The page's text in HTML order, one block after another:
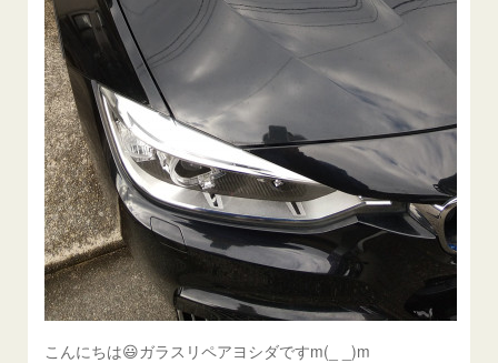
こんにちは😃ガラスリペアヨシダですm(_ _)m